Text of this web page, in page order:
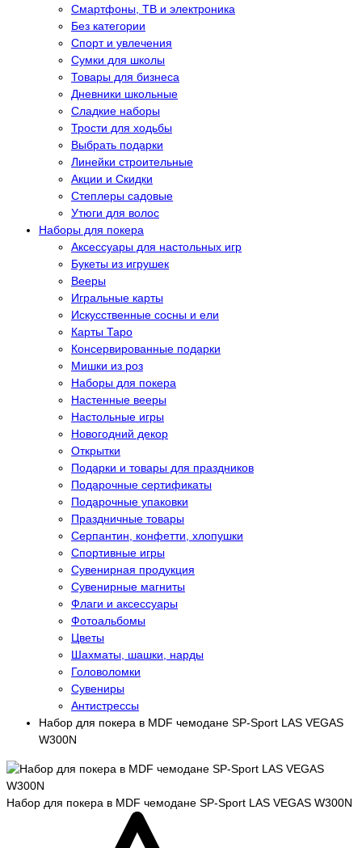
Смартфоны, ТВ и электроника
Без категории
Спорт и увлечения
Сумки для школы
Товары для бизнеса
Дневники школьные
Сладкие наборы
Трости для ходьбы
Выбрать подарки
Линейки строительные
Акции и Скидки
Степлеры садовые
Утюги для волос
Наборы для покера
Аксессуары для настольных игр
Букеты из игрушек
Вееры
Игральные карты
Искусственные сосны и ели
Карты Таро
Консервированные подарки
Мишки из роз
Наборы для покера
Настенные вееры
Настольные игры
Новогодний декор
Открытки
Подарки и товары для праздников
Подарочные сертификаты
Подарочные упаковки
Праздничные товары
Серпантин, конфетти, хлопушки
Спортивные игры
Сувенирная продукция
Сувенирные магниты
Флаги и аксессуары
Фотоальбомы
Цветы
Шахматы, шашки, нарды
Головоломки
Сувениры
Антистрессы
Набор для покера в MDF чемодане SP-Sport LAS VEGAS
W300N
Набор для покера в MDF чемодане SP-Sport LAS VEGAS W300N